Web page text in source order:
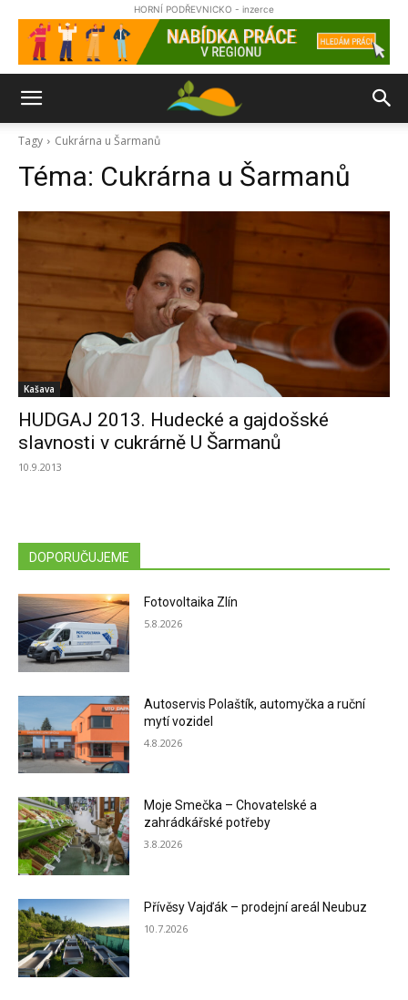
HORNÍ PODŘEVNICKO - inzerce
Tagy Cukrárna u Šarmanů
Téma: Cukrárna u Šarmanů
Kašava
HUDGAJ 2013. Hudecké a gajdošské
slavnosti v cukrárně U Šarmanů
10.9.2013
DOPORUČUJEME
Fotovoltaika Zlín
5.8.2026
Autoservis Polaštík, automyčka a ruční
mytí vozidel
4.8.2026
Moje Smečka – Chovatelské a
zahrádkářské potřeby
3.8.2026
Přívěsy Vajďák – prodejní areál Neubuz
10.7.2026